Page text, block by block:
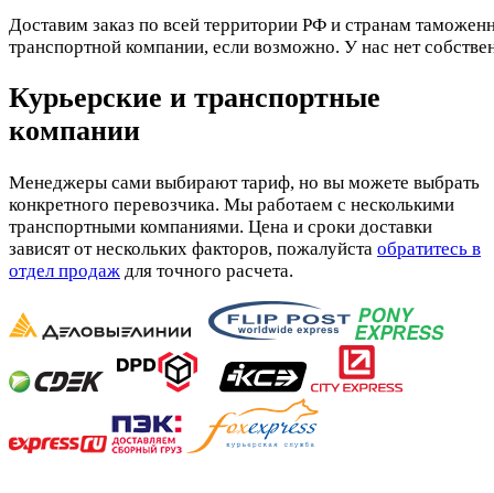
Доставим заказ по всей территории РФ и странам
транспортной компании, если возможно. У нас нет
Курьерские и транспортные
компании
Менеджеры сами выбирают тариф, но вы можете выбрать
конкретного перевозчика. Мы работаем с несколькими
транспортными компаниями. Цена и сроки доставки
зависят от нескольких факторов, пожалуйста обратитесь в
отдел продаж для точного расчета.